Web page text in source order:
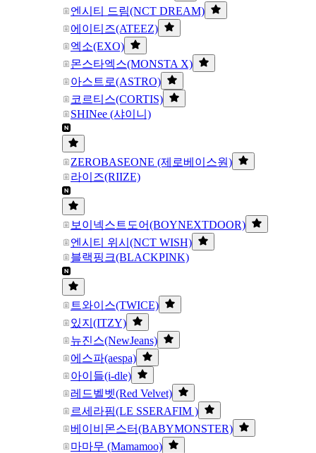
엔시티 드림(NCT DREAM)
에이티즈(ATEEZ)
엑소(EXO)
몬스타엑스(MONSTA X)
아스트로(ASTRO)
코르티스(CORTIS)
SHINee (샤이니)
ZEROBASEONE (제로베이스원)
라이즈(RIIZE)
보이넥스트도어(BOYNEXTDOOR)
엔시티 위시(NCT WISH)
블랙핑크(BLACKPINK)
트와이스(TWICE)
있지(ITZY)
뉴진스(NewJeans)
에스파(aespa)
아이들(i-dle)
레드벨벳(Red Velvet)
르세라핌(LE SSERAFIM )
베이비몬스터(BABYMONSTER)
마마무 (Mamamoo)